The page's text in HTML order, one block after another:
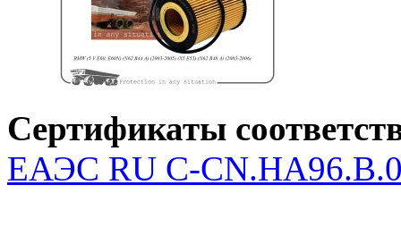
Сертификаты
ЕАЭС RU С-